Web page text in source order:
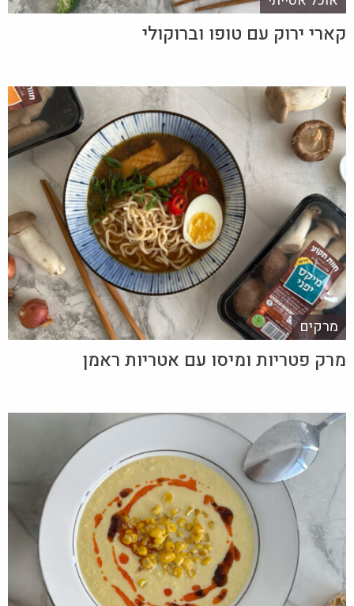
קארי ירוק עם טופו וברוקולי
מרקים
מרק פטריות ומיסו עם אטריות ראמן